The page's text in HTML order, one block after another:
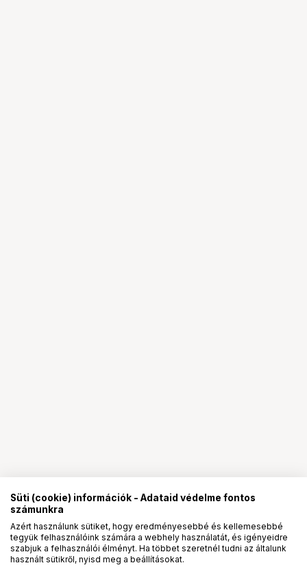
PROpartnerségek
Süti (cookie) információk - Adataid védelme fontos
számunkra
Azért használunk sütiket, hogy eredményesebbé és kellemesebbé
tegyük felhasználóink számára a webhely használatát, és igényeidre
szabjuk a felhasználói élményt. Ha többet szeretnél tudni az általunk
használt sütikről, nyisd meg a beállításokat.